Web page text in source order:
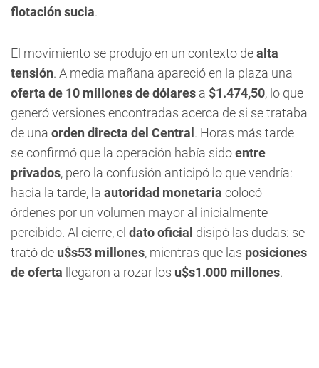
flotación sucia.
El movimiento se produjo en un contexto dealta
tensión. A media mañana apareció en la plaza una
oferta de 10 millones de dólares a $1.474,50, lo que
generó versiones encontradas acerca de si se trataba
de una orden directa del Central . Horas más tarde
se confirmó que la operación había sidoentre
privados, pero la confusión anticipó lo que vendría:
hacia la tarde, la autoridad monetaria colocó
órdenes por un volumen mayor al inicialmente
percibido. Al cierre, el dato oficial disipó las dudas: se
trató de u$s53 millones, mientras que las posiciones
de oferta llegaron a rozar los u$s1.000 millones.